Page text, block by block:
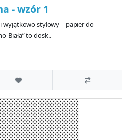
- wzór 1
wyjątkowo stylowy – papier do
Biała” to dosk..